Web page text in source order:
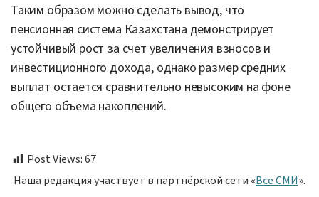
Таким образом можно сделать вывод, что
пенсионная система Казахстана демонстрирует
устойчивый рост за счет увеличения взносов и
инвестиционного дохода, однако размер средних
выплат остается сравнительно невысоким на фоне
общего объема накоплений.
Post Views:67
Наша редакция участвует в партнёрской сети «Все СМИ».